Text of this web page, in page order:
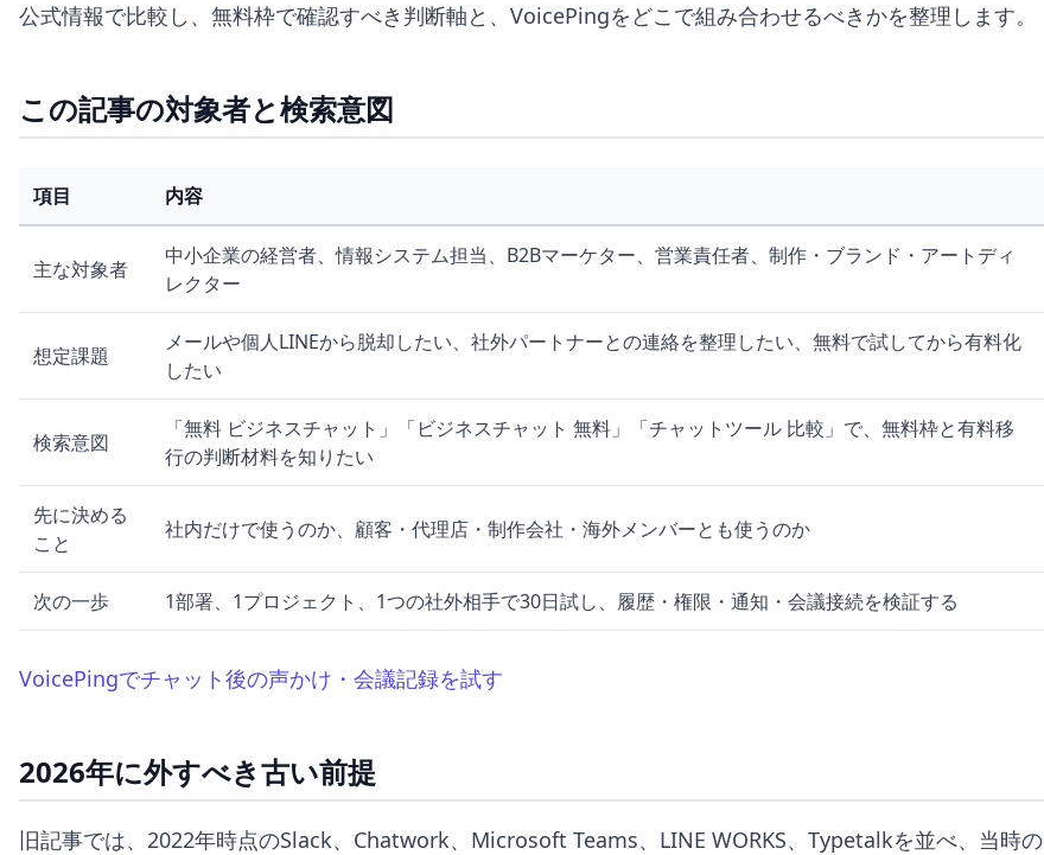
公式情報で比較し、無料枠で確認すべき判断軸と、VoicePingをどこで組み合わせるべきかを整理します。
この記事の対象者と検索意図
項目 内容
主な対象者
中小企業の経営者、情報システム担当、B2Bマーケター、営業責任者、制作・ブランド・アートディ
レクター
想定課題
メールや個人LINEから脱却したい、社外パートナーとの連絡を整理したい、無料で試してから有料化
したい
検索意図
「無料 ビジネスチャット」「ビジネスチャット 無料」「チャットツール 比較」で、無料枠と有料移
行の判断材料を知りたい
先に決める
こと
社内だけで使うのか、顧客・代理店・制作会社・海外メンバーとも使うのか
次の一歩 1部署、1プロジェクト、1つの社外相手で30日試し、履歴・権限・通知・会議接続を検証する
VoicePingでチャット後の声かけ・会議記録を試す
2026年に外すべき古い前提
旧記事では、2022年時点のSlack、Chatwork、Microsoft Teams、LINE WORKS、Typetalkを並べ、当時の